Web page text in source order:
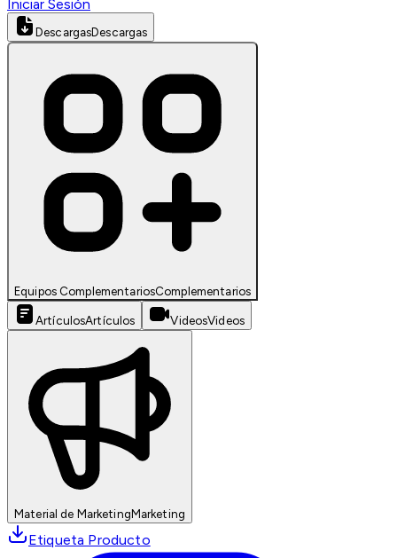
Iniciar Sesión
DescargasDescargas
Equipos ComplementariosComplementarios
ArtículosArtículos VideosVideos
Material de MarketingMarketing
Etiqueta Producto